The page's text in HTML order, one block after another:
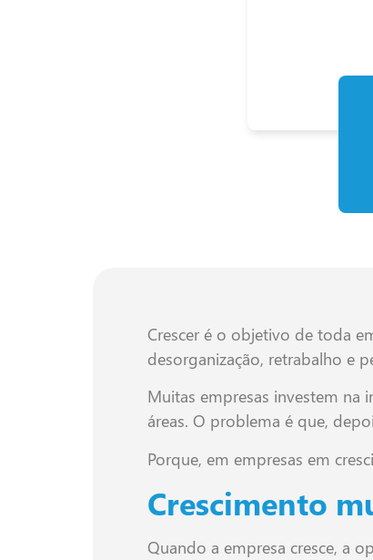
Crescer é o objetivo de toda
desorganização, retrabalho e
Muitas empresas investem na
áreas. O problema é que,
Porque, em empresas em
Crescimento
Quando a empresa cresce, a